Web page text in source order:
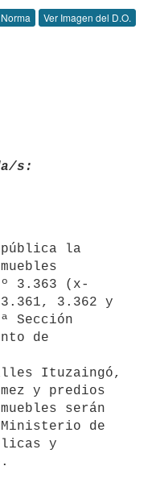
Ver Imagen del D.O.
s:
la
3.363 (x-
3.362 y
Sección
de
Ituzaingó,
y predios
serán
de
y